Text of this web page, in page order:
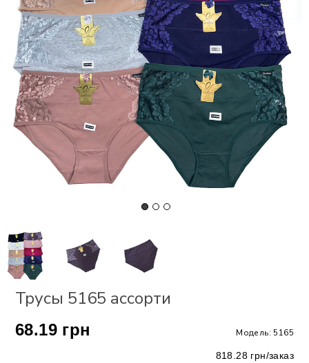
Трусы 5165 ассорти
68.19 грн Модель: 5165
818.28 грн/заказ